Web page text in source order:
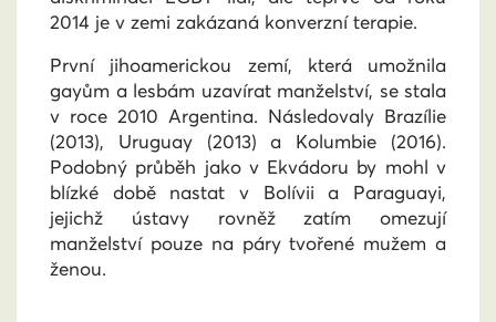
2014 je v zemi zakázaná konverzní terapie.
První jihoamerickou zemí, která umožnila
gayům a lesbám uzavírat manželství, se stala
v roce 2010 Argentina. Následovaly Brazílie
(2013), Uruguay (2013) a Kolumbie (2016).
Podobný průběh jako v Ekvádoru by mohl v
blízké době nastat v Bolívii a Paraguayi,
jejichž ústavy rovněž zatím omezují
manželství pouze na páry tvořené mužem a
ženou.